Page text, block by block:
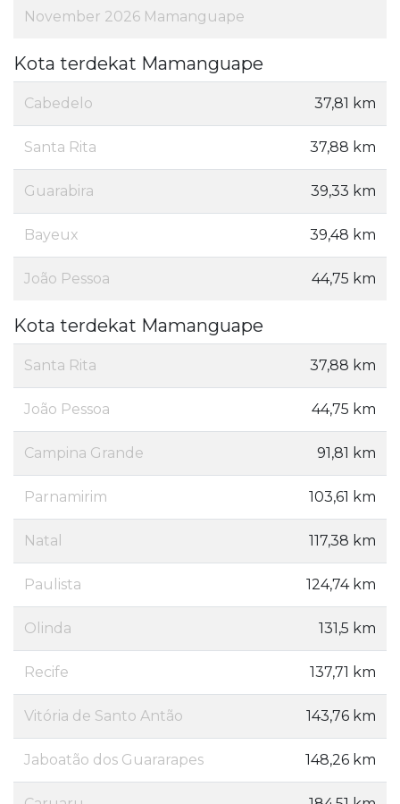
November 2026 Mamanguape
Kota terdekat Mamanguape
Cabedelo 37,81 km
Santa Rita 37,88 km
Guarabira 39,33 km
Bayeux 39,48 km
João Pessoa 44,75 km
Kota terdekat Mamanguape
Santa Rita 37,88 km
João Pessoa 44,75 km
Campina Grande 91,81 km
Parnamirim 103,61 km
Natal 117,38 km
Paulista 124,74 km
Olinda 131,5 km
Recife 137,71 km
Vitória de Santo Antão 143,76 km
Jaboatão dos Guararapes 148,26 km